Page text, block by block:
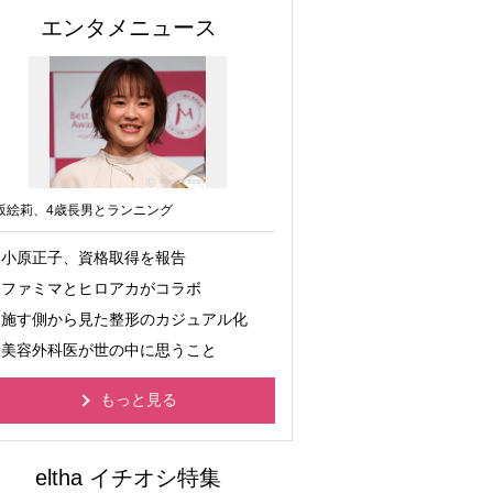
エンタメニュース
絵莉、4歳長男とランニング
小原正子、資格取得を報告
ファミマとヒロアカがコラボ
施す側から見た整形のカジュアル化
美容外科医が世の中に思うこと
もっと見る